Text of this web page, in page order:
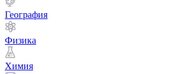
География
Физика
Химия